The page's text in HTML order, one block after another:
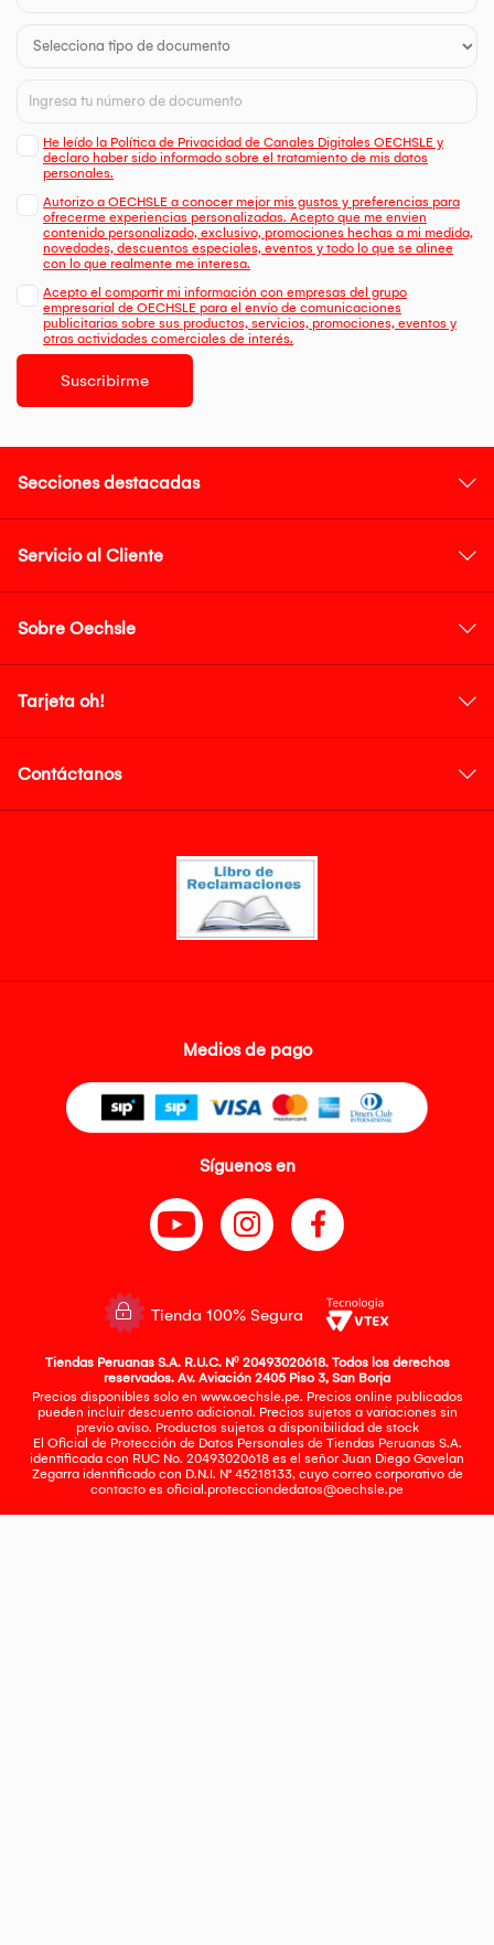
He leído la Política de Privacidad de Canales Digitales OECHSLE y
declaro haber sido informado sobre el tratamiento de mis datos
personales.
Autorizo a OECHSLE a conocer mejor mis gustos y preferencias para
ofrecerme experiencias personalizadas. Acepto que me envien
contenido personalizado, exclusivo, promociones hechas a mi medida,
novedades, descuentos especiales, eventos y todo lo que se alinee
con lo que realmente me interesa.
Acepto el compartir mi información con empresas del grupo
empresarial de OECHSLE para el envío de comunicaciones
publicitarias sobre sus productos, servicios, promociones, eventos y
otras actividades comerciales de interés.
Suscribirme
Secciones destacadas
Servicio al Cliente
Sobre Oechsle
Tarjeta oh!
Contáctanos
Medios de pago
Síguenos en
Tienda 100% Segura
Tiendas Peruanas S.A. R.U.C. Nº 20493020618. Todos los derechos
reservados. Av. Aviación 2405 Piso 3, San Borja
Precios disponibles solo en www.oechsle.pe. Precios online publicados
pueden incluir descuento adicional. Precios sujetos a variaciones sin
previo aviso. Productos sujetos a disponibilidad de stock
El Oficial de Protección de Datos Personales de Tiendas Peruanas S.A.
identificada con RUC No. 20493020618 es el señor Juan Diego Gavelan
Zegarra identificado con D.N.I. N° 45218133, cuyo correo corporativo de
contacto es oficial.protecciondedatos@oechsle.pe